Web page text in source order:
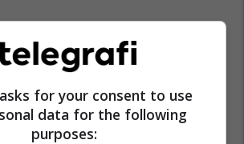
Vdekja Mitrovice Veriu I Mitrovices
for your consent to use
data for the following
purposes: